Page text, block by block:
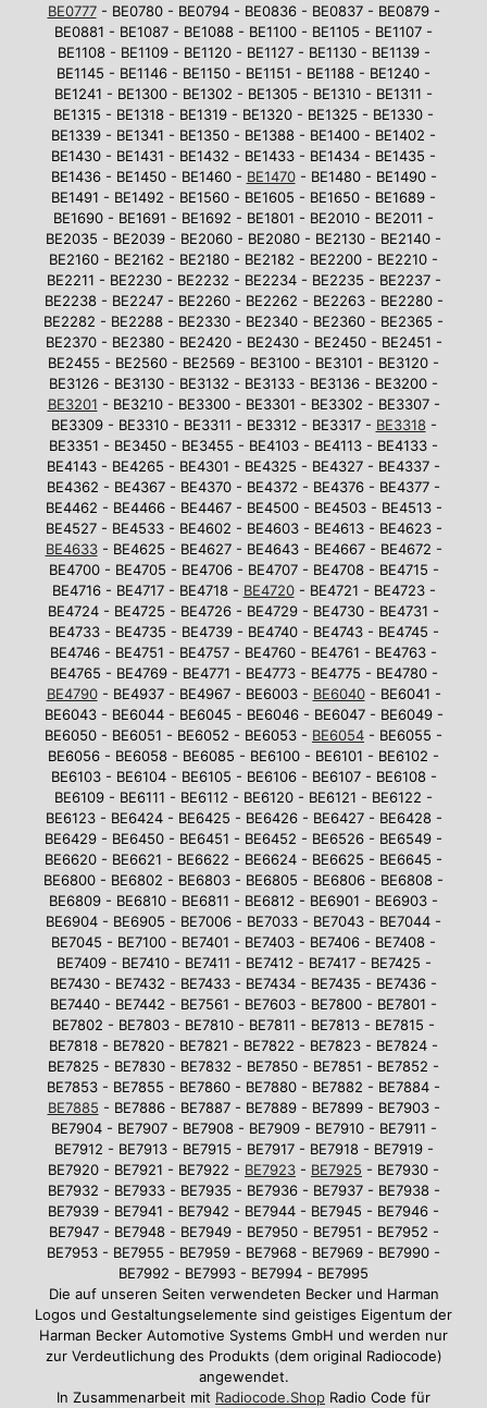
BE0777- BE0780 - BE0794 - BE0836 - BE0837 - BE0879 -
BE0881 - BE1087 - BE1088 - BE1100 - BE1105 - BE1107 -
BE1108 - BE1109 - BE1120 - BE1127 - BE1130 - BE1139 -
BE1145 - BE1146 - BE1150 - BE1151 - BE1188 - BE1240 -
BE1241 - BE1300 - BE1302 - BE1305 - BE1310 - BE1311 -
BE1315 - BE1318 - BE1319 - BE1320 - BE1325 - BE1330 -
BE1339 - BE1341 - BE1350 - BE1388 - BE1400 - BE1402 -
BE1430 - BE1431 - BE1432 - BE1433 - BE1434 - BE1435 -
BE1436 - BE1450 - BE1460 - BE1470- BE1480 - BE1490 -
BE1491 - BE1492 - BE1560 - BE1605 - BE1650 - BE1689 -
BE1690 - BE1691 - BE1692 - BE1801 - BE2010 - BE2011 -
BE2035 - BE2039 - BE2060 - BE2080 - BE2130 - BE2140 -
BE2160 - BE2162 - BE2180 - BE2182 - BE2200 - BE2210 -
BE2211 - BE2230 - BE2232 - BE2234 - BE2235 - BE2237 -
BE2238 - BE2247 - BE2260 - BE2262 - BE2263 - BE2280 -
BE2282 - BE2288 - BE2330 - BE2340 - BE2360 - BE2365 -
BE2370 - BE2380 - BE2420 - BE2430 - BE2450 - BE2451 -
BE2455 - BE2560 - BE2569 - BE3100 - BE3101 - BE3120 -
BE3126 - BE3130 - BE3132 - BE3133 - BE3136 - BE3200 -
BE3201 - BE3210 - BE3300 - BE3301 - BE3302 - BE3307 -
BE3309 - BE3310 - BE3311 - BE3312 - BE3317 - BE3318-
BE3351 - BE3450 - BE3455 - BE4103 - BE4113 - BE4133 -
BE4143 - BE4265 - BE4301 - BE4325 - BE4327 - BE4337 -
BE4362 - BE4367 - BE4370 - BE4372 - BE4376 - BE4377 -
BE4462 - BE4466 - BE4467 - BE4500 - BE4503 - BE4513 -
BE4527 - BE4533 - BE4602 - BE4603 - BE4613 - BE4623 -
BE4633- BE4625 - BE4627 - BE4643 - BE4667 - BE4672 -
BE4700 - BE4705 - BE4706 - BE4707 - BE4708 - BE4715 -
BE4716 - BE4717 - BE4718 - BE4720- BE4721 - BE4723 -
BE4724 - BE4725 - BE4726 - BE4729 - BE4730 - BE4731 -
BE4733 - BE4735 - BE4739 - BE4740 - BE4743 - BE4745 -
BE4746 - BE4751 - BE4757 - BE4760 - BE4761 - BE4763 -
BE4765 - BE4769 - BE4771 - BE4773 - BE4775 - BE4780 -
BE4790- BE4937 - BE4967 - BE6003 - BE6040- BE6041 -
BE6043 - BE6044 - BE6045 - BE6046 - BE6047 - BE6049 -
BE6050 - BE6051 - BE6052 - BE6053 - BE6054 - BE6055 -
BE6056 - BE6058 - BE6085 - BE6100 - BE6101 - BE6102 -
BE6103 - BE6104 - BE6105 - BE6106 - BE6107 - BE6108 -
BE6109 - BE6111 - BE6112 - BE6120 - BE6121 - BE6122 -
BE6123 - BE6424 - BE6425 - BE6426 - BE6427 - BE6428 -
BE6429 - BE6450 - BE6451 - BE6452 - BE6526 - BE6549 -
BE6620 - BE6621 - BE6622 - BE6624 - BE6625 - BE6645 -
BE6800 - BE6802 - BE6803 - BE6805 - BE6806 - BE6808 -
BE6809 - BE6810 - BE6811 - BE6812 - BE6901 - BE6903 -
BE6904 - BE6905 - BE7006 - BE7033 - BE7043 - BE7044 -
BE7045 - BE7100 - BE7401 - BE7403 - BE7406 - BE7408 -
BE7409 - BE7410 - BE7411 - BE7412 - BE7417 - BE7425 -
BE7430 - BE7432 - BE7433 - BE7434 - BE7435 - BE7436 -
BE7440 - BE7442 - BE7561 - BE7603 - BE7800 - BE7801 -
BE7802 - BE7803 - BE7810 - BE7811 - BE7813 - BE7815 -
BE7818 - BE7820 - BE7821 - BE7822 - BE7823 - BE7824 -
BE7825 - BE7830 - BE7832 - BE7850 - BE7851 - BE7852 -
BE7853 - BE7855 - BE7860 - BE7880 - BE7882 - BE7884 -
BE7885 - BE7886 - BE7887 - BE7889 - BE7899 - BE7903 -
BE7904 - BE7907 - BE7908 - BE7909 - BE7910 - BE7911 -
BE7912 - BE7913 - BE7915 - BE7917 - BE7918 - BE7919 -
BE7920 - BE7921 - BE7922 - BE7923 - BE7925 - BE7930 -
BE7932 - BE7933 - BE7935 - BE7936 - BE7937 - BE7938 -
BE7939 - BE7941 - BE7942 - BE7944 - BE7945 - BE7946 -
BE7947 - BE7948 - BE7949 - BE7950 - BE7951 - BE7952 -
BE7953 - BE7955 - BE7959 - BE7968 - BE7969 - BE7990 -
BE7992 - BE7993 - BE7994 - BE7995
Die auf unseren Seiten verwendeten Becker und Harman
Logos und Gestaltungselemente sind geistiges Eigentum der
Harman Becker Automotive Systems GmbH und werden nur
zur Verdeutlichung des Produkts (dem original Radiocode)
angewendet.
In Zusammenarbeit mit Radiocode.Shop Radio Code für